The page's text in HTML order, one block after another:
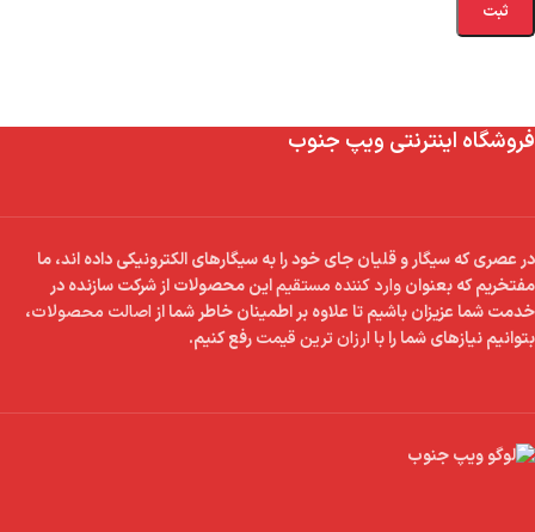
فروشگاه اینترنتی ویپ جنوب
در عصری که سیگار و قلیان جای خود را به سیگارهای الکترونیکی داده اند، ما
مفتخریم که بعنوانوارد کننده مستقیماین محصولات از شرکت سازنده در
خدمت شما عزیزان باشیم تا علاوه بر اطمینان خاطر شما از اصالت محصولات،
بتوانیم نیازهای شما را باارزان ترین قیمترفع کنیم.